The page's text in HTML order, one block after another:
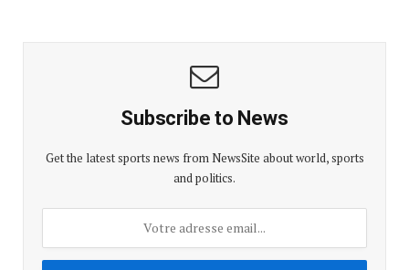
Subscribe to News
Get the latest sports news from NewsSite about world, sports
and politics.